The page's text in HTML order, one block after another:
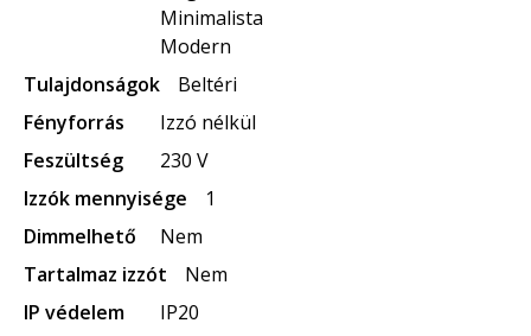
Minimalista
Modern
Tulajdonságok
Beltéri
Fényforrás
Izzó nélkül
Feszültség
230 V
Izzók mennyisége
1
Dimmelhető
Nem
Tartalmaz izzót
Nem
IP védelem
IP20